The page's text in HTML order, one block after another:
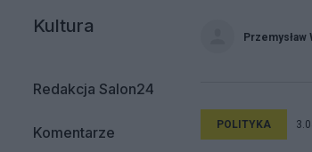
Kultura
Redakcja Salon24
Komentarze
Przemysław
POLITYKA